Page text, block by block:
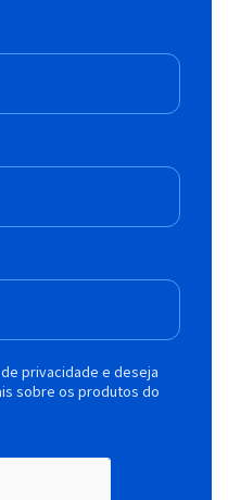
privacidade e deseja
sobre os produtos do